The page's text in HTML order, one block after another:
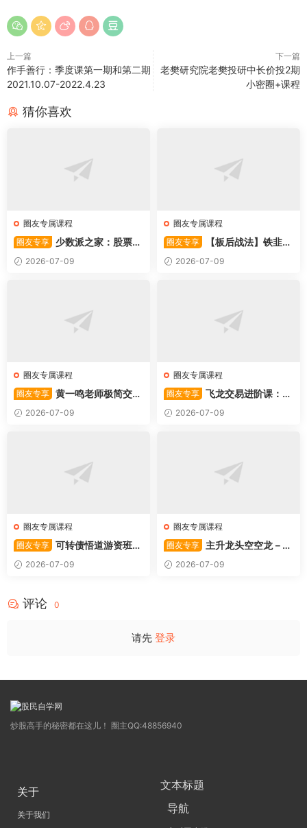
上一篇
作手善行：季度课第一期和第二期
2021.10.07-2022.4.23
下一篇
老樊研究院老樊投研中长价投2期
小密圈+课程
猜你喜欢
圈友专属课程
圈友专享
少数派之家：股票操
作系统—从入门到精通
2026-07-09
圈友专属课程
圈友专享
【板后战法】铁韭菜
板后强势战法
2026-07-09
圈友专属课程
圈友专享 黄一鸣老师极简交易
系统2026-07-09
圈友专属课程
圈友专享 飞龙交易进阶课：共
振战法
2026-07-09
圈友专属课程
圈友专享 可转债悟道游资班出
奇系列悟道系列守正系列课程-
卓妍
2026-07-09
圈友专属课程
圈友专享
主升龙头空空龙－竞
价抢筹盘口的量化公式与十几
年的体系干货，全篇2026061
2026-07-09
评论 0
请先 登录
炒股高手的秘密都在这儿！ 圈主QQ:48856940
关于
关于我们
文本标题
导航